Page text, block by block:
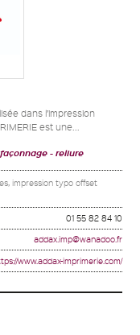
dans l’impression
est une...
façonnage reliure
impression typo offset
01 55 82 84 10
addax.imp@wanadoo.fr
www.addax-imprimerie.com/